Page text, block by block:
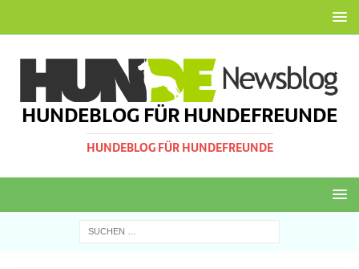
HUNDEBLOG FÜR HUNDEFREUNDE
HUNDEBLOG FÜR HUNDEFREUNDE